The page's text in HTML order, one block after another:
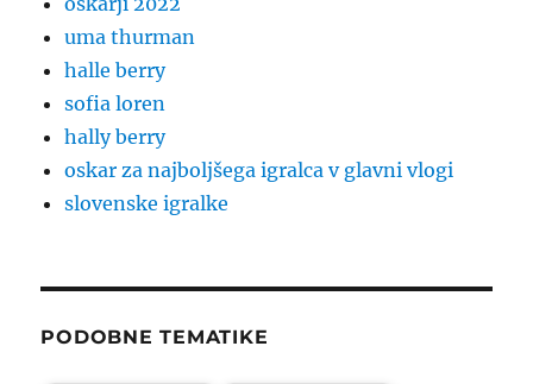
uma thurman
halle berry
sofia loren
hally berry
oskar za najboljšega igralca v glavni vlogi
slovenske igralke
PODOBNE TEMATIKE